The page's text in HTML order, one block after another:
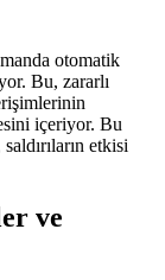
otomatik
Bu, zararlı
içeriyor. Bu
etkisi
ve